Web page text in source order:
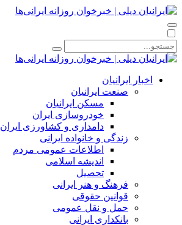
اخبار ایرانیان
صنعت ایرانیان
مسکن ایرانیان
خودروسازی ایران
دامداری و کشاورزی ایران
زندگی و خانواده ایرانی
اطلاعات عمومی مردم
اندیشه اسلامی
تحصیل
فرهنگ و هنر ایرانی
قوانین حقوقی
حمل و نقل عمومی
بانکداری ایرانی